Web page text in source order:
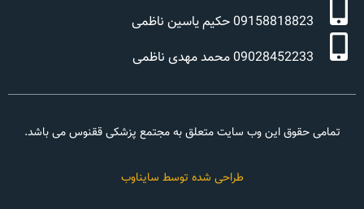
09158818823 حکیم یاسین ناظمی
09028452233 محمد مهدی ناظمی
تمامی حقوق این وب سایت متعلق به مجتمع پزشکی ققنوس می باشد.
طراحی شده توسط سایناوب